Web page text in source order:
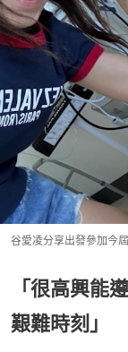
谷愛凌分享出發參加今
「很高興能
艱難時刻」